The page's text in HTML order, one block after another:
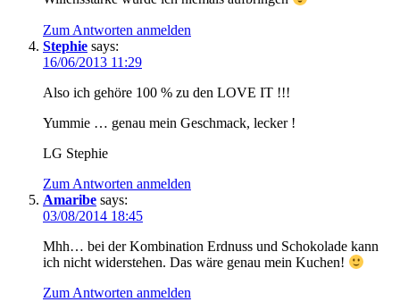
Zum Antworten anmelden
Stephie says:
16/06/2013 11:29
Also ich gehöre 100 % zu den LOVE IT !!!
Yummie … genau mein Geschmack, lecker !
LG Stephie
Zum Antworten anmelden
Amaribe says:
03/08/2014 18:45
Mhh… bei der Kombination Erdnuss und Schokolade kann
ich nicht widerstehen. Das wäre genau mein Kuchen!
Zum Antworten anmelden